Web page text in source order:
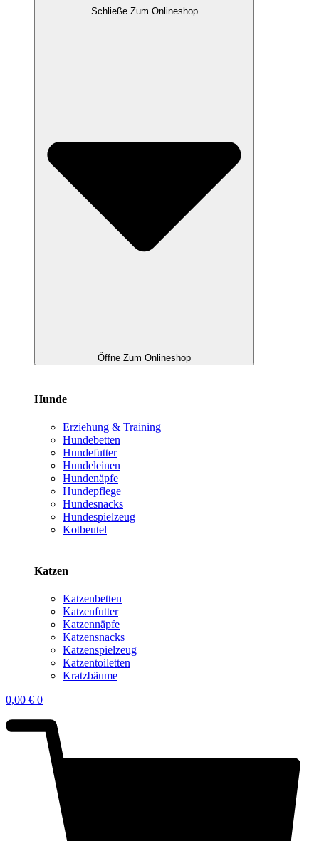
Schließe Zum Onlineshop
Öffne Zum Onlineshop
Hunde
Erziehung & Training
Hundebetten
Hundefutter
Hundeleinen
Hundenäpfe
Hundepflege
Hundesnacks
Hundespielzeug
Kotbeutel
Katzen
Katzenbetten
Katzenfutter
Katzennäpfe
Katzensnacks
Katzenspielzeug
Katzentoiletten
Kratzbäume
0,00 € 0